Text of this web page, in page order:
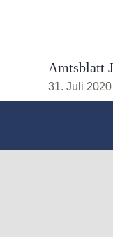
Amtsblatt
31. Juli 2020